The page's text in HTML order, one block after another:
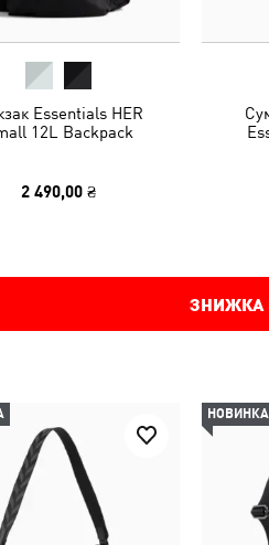
Essentials HER
12L Backpack
2 490,00 ₴
ЗНИЖКА
НОВИНКА